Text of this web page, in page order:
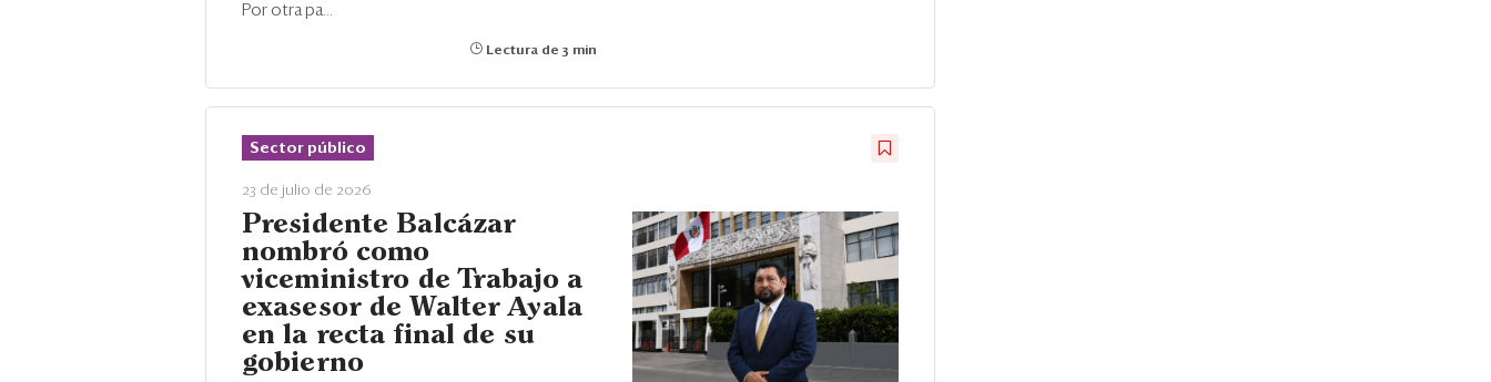
Por otra pa...
Lectura de 3 min
Sector público
23 de julio de 2026
Presidente Balcázar
nombró como
viceministro de Trabajo a
exasesor de Walter Ayala
en la recta final de su
gobierno